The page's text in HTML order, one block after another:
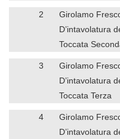
2
Girolamo
D’intavolatura
Toccata
3
Girolamo
D’intavolatura
Toccata Terza
4
Girolamo
D’intavolatura